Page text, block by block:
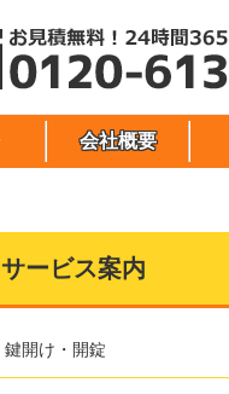
会社概要
サービス案内
鍵開け・開錠